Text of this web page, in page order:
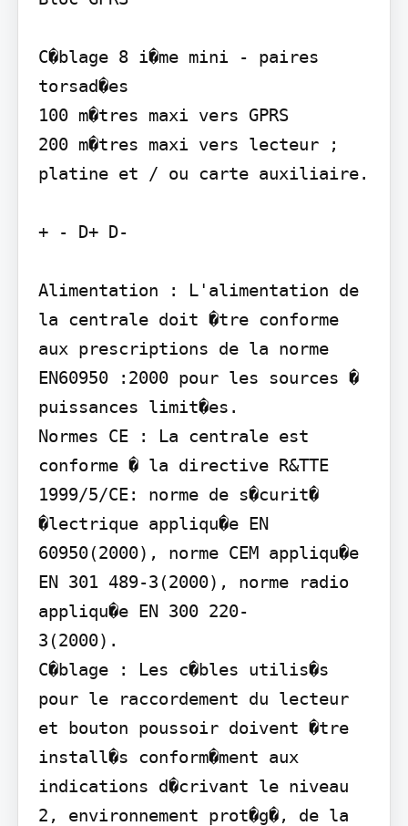
C�blage 8 i�me mini - paires
torsad�es
100 m�tres maxi vers GPRS
200 m�tres maxi vers lecteur ;
platine et / ou carte auxiliaire.
+ - D+ D-
Alimentation : L'alimentation de
la centrale doit �tre conforme
aux prescriptions de la norme
EN60950 :2000 pour les sources �
puissances limit�es.
Normes CE : La centrale est
conforme � la directive R&TTE
1999/5/CE: norme de s�curit�
�lectrique appliqu�e EN
60950(2000), norme CEM appliqu�e
EN 301 489-3(2000), norme radio
appliqu�e EN 300 220-
3(2000).
C�blage : Les c�bles utilis�s
pour le raccordement du lecteur
et bouton poussoir doivent �tre
install�s conform�ment aux
indications d�crivant le niveau
2, environnement prot�g�, de la